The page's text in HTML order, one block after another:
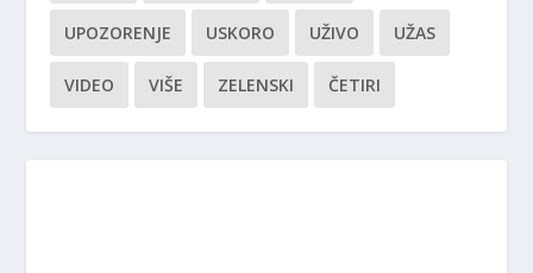
UPOZORENJE USKORO UŽIVO UŽAS
VIDEO VIŠE ZELENSKI ČETIRI